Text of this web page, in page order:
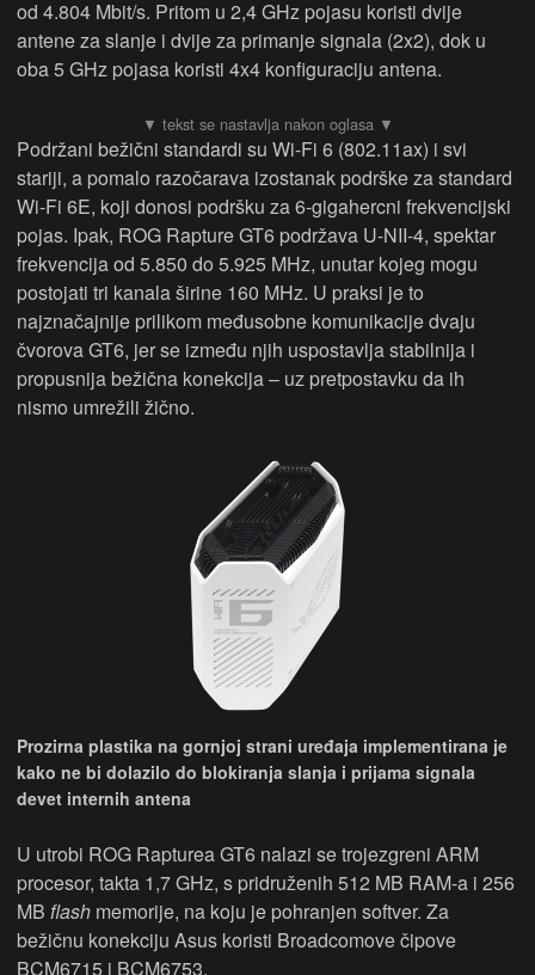
od 4.804 Mbit/s. Pritom u 2,4 GHz pojasu koristi dvije
antene za slanje i dvije za primanje signala (2x2), dok u
oba 5 GHz pojasa koristi 4x4 konfiguraciju antena.
Podržani bežični standardi su Wi-Fi 6 (802.11ax) i svi
stariji, a pomalo razočarava izostanak podrške za standard
Wi-Fi 6E, koji donosi podršku za 6-gigahercni frekvencijski
pojas. Ipak, ROG Rapture GT6 podržava U-NII-4, spektar
frekvencija od 5.850 do 5.925 MHz, unutar kojeg mogu
postojati tri kanala širine 160 MHz. U praksi je to
najznačajnije prilikom međusobne komunikacije dvaju
čvorova GT6, jer se između njih uspostavlja stabilnija i
propusnija bežična konekcija – uz pretpostavku da ih
nismo umrežili žično.
Prozirna plastika na gornjoj strani uređaja implementirana je
kako ne bi dolazilo do blokiranja slanja i prijama signala
devet internih antena
U utrobi ROG Rapturea GT6 nalazi se trojezgreni ARM
procesor, takta 1,7 GHz, s pridruženih 512 MB RAM-a i 256
MB flash memorije, na koju je pohranjen softver. Za
bežičnu konekciju Asus koristi Broadcomove čipove
BCM6715 i BCM6753.